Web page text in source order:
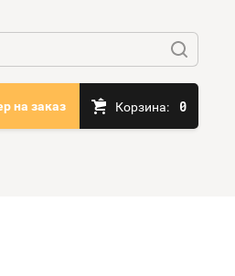
на заказ Корзина: 0